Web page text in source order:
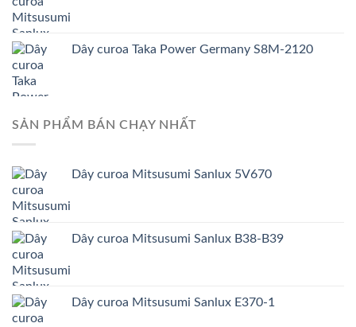
Dây curoa Taka Power Germany S8M-2120
SẢN PHẨM BÁN CHẠY NHẤT
Dây curoa Mitsusumi Sanlux 5V670
Dây curoa Mitsusumi Sanlux B38-B39
Dây curoa Mitsusumi Sanlux E370-1